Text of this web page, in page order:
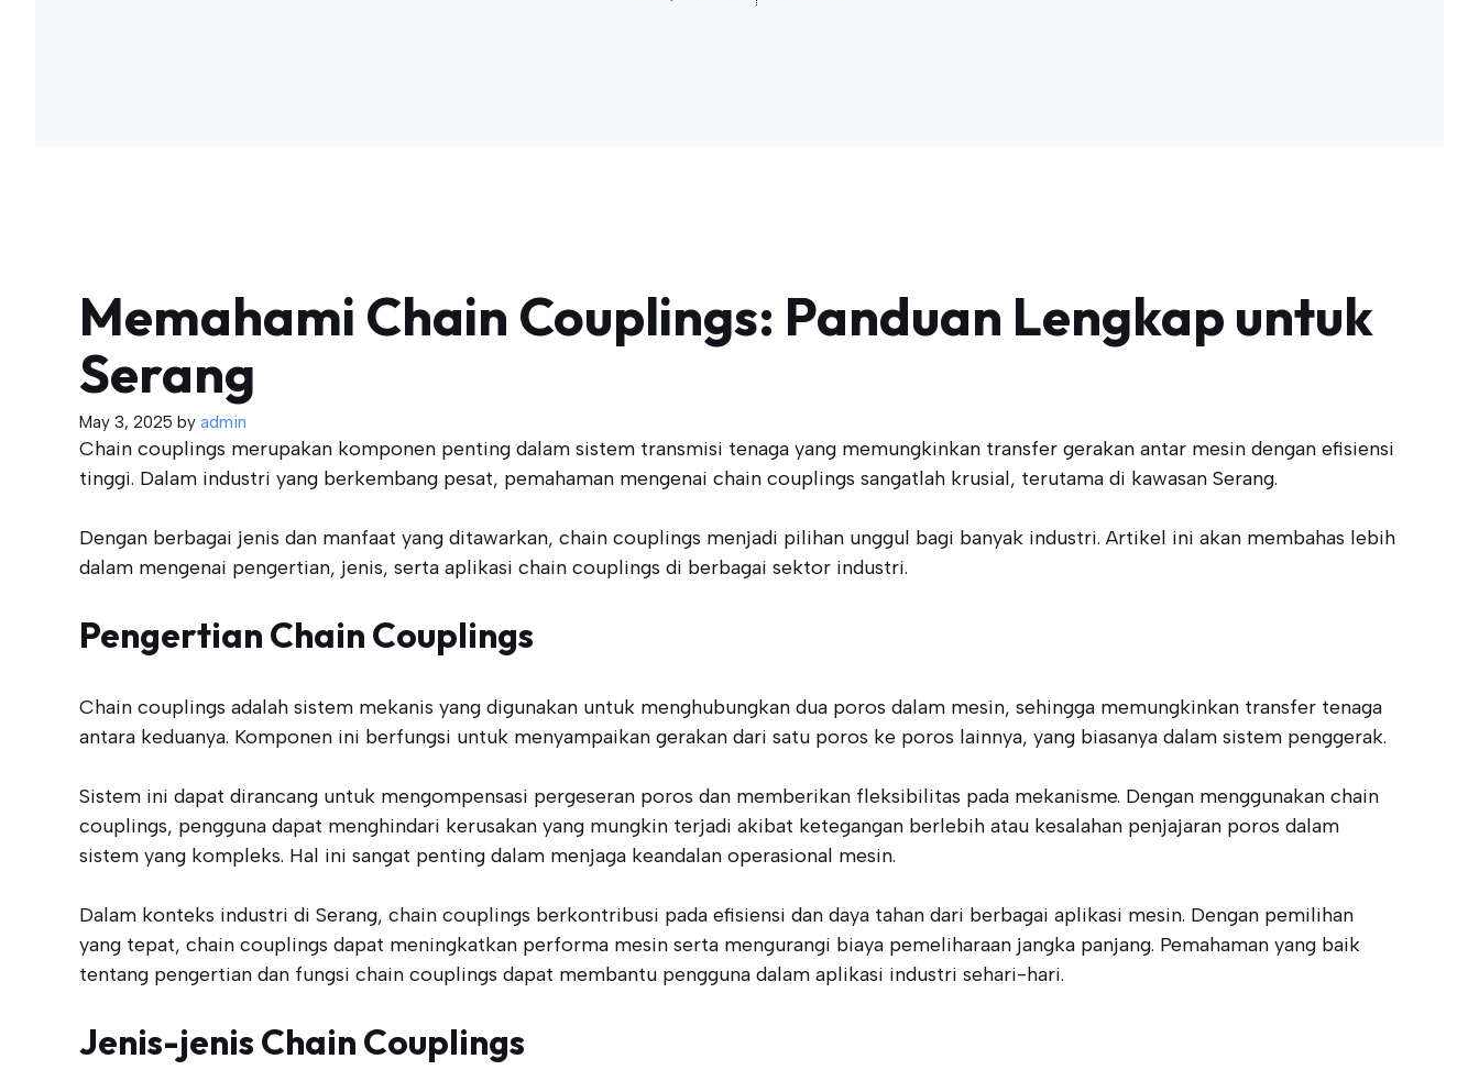
Memahami Chain Couplings: Panduan Lengkap untuk
Serang
May 3, 2025 by admin
Chain couplings merupakan komponen penting dalam sistem transmisi tenaga yang memungkinkan transfer gerakan antar mesin dengan efisiensi
tinggi. Dalam industri yang berkembang pesat, pemahaman mengenai chain couplings sangatlah krusial, terutama di kawasan Serang.
Dengan berbagai jenis dan manfaat yang ditawarkan, chain couplings menjadi pilihan unggul bagi banyak industri. Artikel ini akan membahas lebih
dalam mengenai pengertian, jenis, serta aplikasi chain couplings di berbagai sektor industri.
Pengertian Chain Couplings
Chain couplings adalah sistem mekanis yang digunakan untuk menghubungkan dua poros dalam mesin, sehingga memungkinkan transfer tenaga
antara keduanya. Komponen ini berfungsi untuk menyampaikan gerakan dari satu poros ke poros lainnya, yang biasanya dalam sistem penggerak.
Sistem ini dapat dirancang untuk mengompensasi pergeseran poros dan memberikan fleksibilitas pada mekanisme. Dengan menggunakan chain
couplings, pengguna dapat menghindari kerusakan yang mungkin terjadi akibat ketegangan berlebih atau kesalahan penjajaran poros dalam
sistem yang kompleks. Hal ini sangat penting dalam menjaga keandalan operasional mesin.
Dalam konteks industri di Serang, chain couplings berkontribusi pada efisiensi dan daya tahan dari berbagai aplikasi mesin. Dengan pemilihan
yang tepat, chain couplings dapat meningkatkan performa mesin serta mengurangi biaya pemeliharaan jangka panjang. Pemahaman yang baik
tentang pengertian dan fungsi chain couplings dapat membantu pengguna dalam aplikasi industri sehari-hari.
Jenis-jenis Chain Couplings